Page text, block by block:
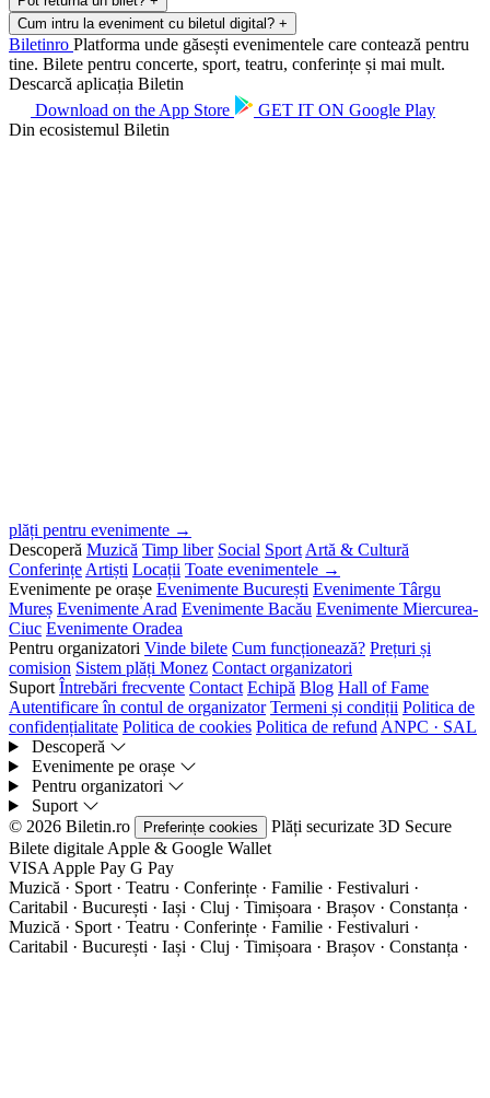
Cum intru la eveniment cu biletul digital? +
Biletinro Platforma unde găsești evenimentele care contează pentru
tine. Bilete pentru concerte, sport, teatru, conferințe și mai mult.
Descarcă aplicația Biletin
Download on the App Store GET IT ON Google Play
Din ecosistemul Biletin
plăți pentru evenimente →
Descoperă Muzică Timp liber Social Sport Artă & Cultură
Conferințe Artiști Locații Toate evenimentele →
Evenimente pe orașe Evenimente București Evenimente Târgu
Mureș Evenimente Arad Evenimente Bacău Evenimente Miercurea-
Ciuc Evenimente Oradea
Pentru organizatori Vinde bilete Cum funcționează? Prețuri și
comision Sistem plăți Monez Contact organizatori
Suport Întrebări frecvente Contact Echipă Blog Hall of Fame
Autentificare în contul de organizator Termeni și condiții Politica de
confidențialitate Politica de cookies Politica de refund ANPC · SAL
Descoperă
Evenimente pe orașe
Pentru organizatori
Suport
© 2026 Biletin.ro
Preferințe cookies Plăți securizate 3D Secure
Bilete digitale Apple & Google Wallet
VISA Apple Pay G Pay
Muzică · Sport · Teatru · Conferințe · Familie · Festivaluri ·
Caritabil · București · Iași · Cluj · Timișoara · Brașov · Constanța ·
Muzică · Sport · Teatru · Conferințe · Familie · Festivaluri ·
Caritabil · București · Iași · Cluj · Timișoara · Brașov · Constanța ·